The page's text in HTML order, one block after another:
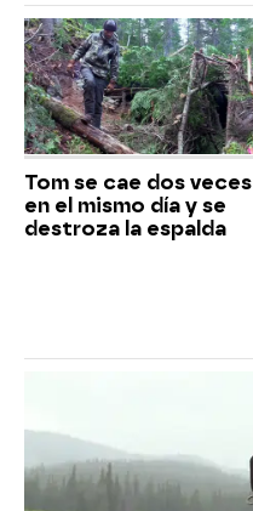
Tom se cae dos veces
en el mismo día y se
destroza la espalda